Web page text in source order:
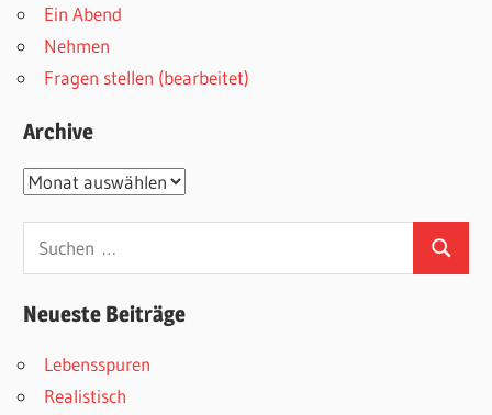
Ein Abend
Nehmen
Fragen stellen (bearbeitet)
Archive
Archive
Suchen
nach:
Suchen
Neueste Beiträge
Lebensspuren
Realistisch